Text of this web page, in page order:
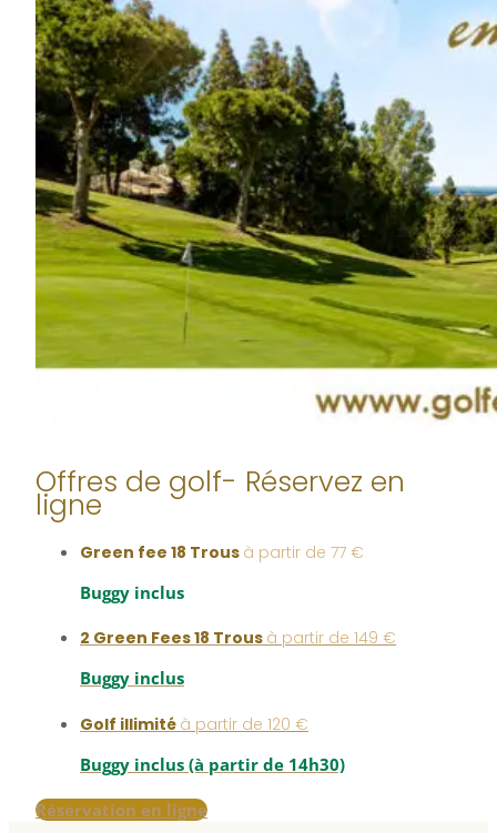
Offres de golf- Réservez en
ligne
Green fee 18 Trous à partir de 77 €
Buggy inclus
2 Green Fees 18 Trous à partir de 149 €
Buggy inclus
Golf illimité à partir de 120 €
Buggy inclus (à partir de 14h30)
Réservation en ligne